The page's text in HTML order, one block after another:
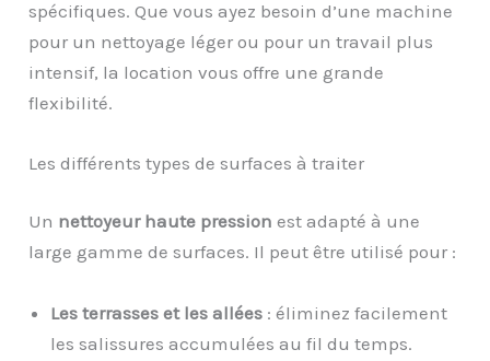
spécifiques. Que vous ayez besoin d’une machine
pour un nettoyage léger ou pour un travail plus
intensif, la location vous offre une grande
flexibilité.
Les différents types de surfaces à traiter
Un nettoyeur haute pression est adapté à une
large gamme de surfaces. Il peut être utilisé pour :
Les terrasses et les allées : éliminez facilement
les salissures accumulées au fil du temps.